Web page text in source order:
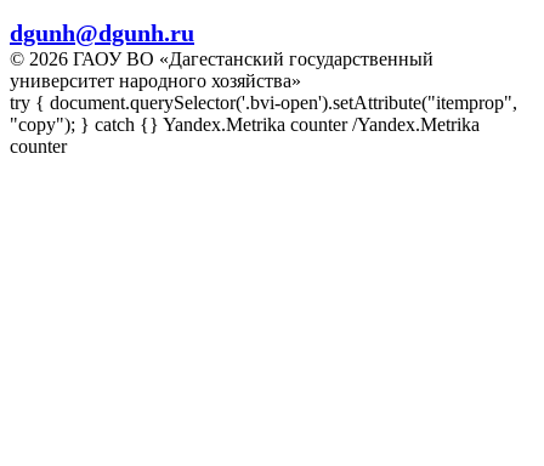
dgunh@dgunh.ru
© 2026 ГАОУ ВО «Дагестанский государственный
университет народного хозяйства»
try { document.querySelector('.bvi-open').setAttribute("itemprop",
"copy"); } catch {} Yandex.Metrika counter/Yandex.Metrika
counter